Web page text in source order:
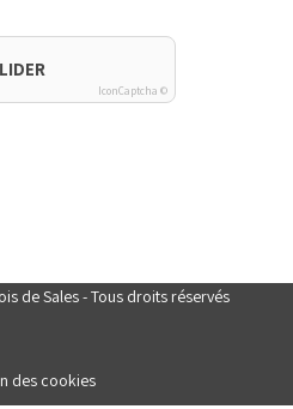
IconCaptcha ©
de Sales - Tous droits réservés
des cookies